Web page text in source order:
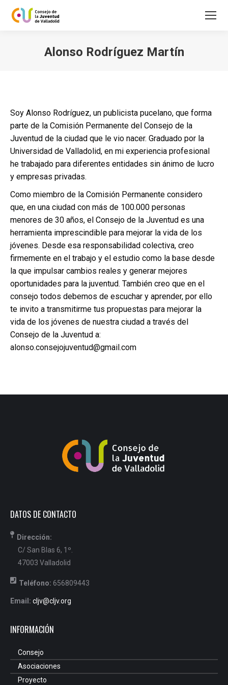
Alonso Rodríguez Martín
Soy Alonso Rodríguez, un publicista pucelano, que forma
parte de la Comisión Permanente del Consejo de la
Juventud de la ciudad que le vio nacer. Graduado por la
Universidad de Valladolid, en mi experiencia profesional
he trabajado para diferentes entidades sin ánimo de lucro
y empresas privadas.
Como miembro de la Comisión Permanente considero
que, en una ciudad con más de 100.000 personas
menores de 30 años, el Consejo de la Juventud es una
herramienta imprescindible para mejorar la vida de los
jóvenes. Desde esa responsabilidad colectiva, creo
firmemente en el trabajo y el estudio como la base desde
la que impulsar cambios reales y generar mejores
oportunidades para la juventud. También creo que en el
consejo todos debemos de escuchar y aprender, por ello
te invito a transmitirme tus propuestas para mejorar la
vida de los jóvenes de nuestra ciudad a través del
Consejo de la Juventud a:
alonso.consejojuventud@gmail.com
DATOS DE CONTACTO
Dirección:
C/ San Blas 6, 1º.
47003 Valladolid
Teléfono: 656809443
Email: cljv@cljv.org
INFORMACIÓN
Consejo
Asociaciones
Proyecto